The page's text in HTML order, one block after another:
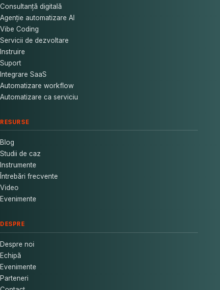
Consultanță digitală
Agenție automatizare AI
Vibe Coding
Servicii de dezvoltare
Instruire
Suport
Integrare SaaS
Automatizare workflow
Automatizare ca serviciu
RESURSE
Blog
Studii de caz
Instrumente
Întrebări frecvente
Video
Evenimente
DESPRE
Despre noi
Echipă
Evenimente
Parteneri